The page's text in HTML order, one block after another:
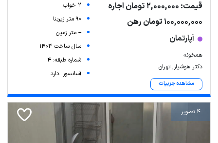
قیمت: 2,000,000 تومان اجاره
100,000,000 تومان رهن
آپارتمان
همخونه
دکتر هوشیار, تهران
مشاهده جزییات
2 خواب
90 متر زیربنا
-- متر زمین
سال ساخت 1403
شماره طبقه: 4
آسانسور: دارد
4 تصویر